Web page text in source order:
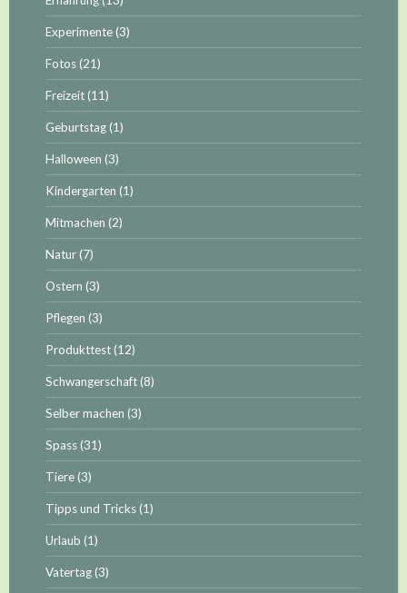
Experimente(3)
Fotos(21)
Freizeit(11)
Geburtstag(1)
Halloween (3)
Kindergarten (1)
Mitmachen (2)
Natur(7)
Ostern (3)
Pflegen (3)
Produkttest(12)
Schwangerschaft(8)
Selber machen (3)
Spass(31)
Tiere(3)
Tipps und Tricks(1)
Urlaub (1)
Vatertag(3)